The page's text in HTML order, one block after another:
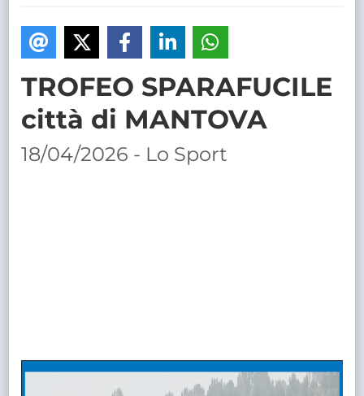
TROFEO SPARAFUCILE
città di MANTOVA
18/04/2026 - Lo Sport